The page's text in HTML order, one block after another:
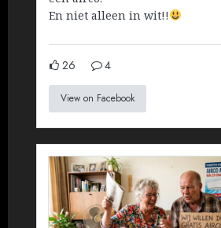
En niet alleen in wit!!
26 4
View on Facebook